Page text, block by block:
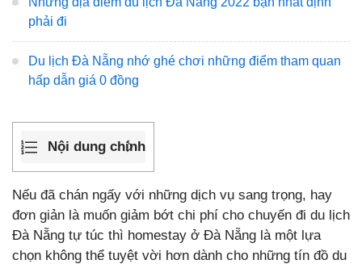
phải đi
Du lịch Đà Nẵng nhớ ghé chơi những điểm tham quan
hấp dẫn giá 0 đồng
Nội dung chính
Nếu đã chán ngấy với những dịch vụ sang trọng, hay
đơn giản là muốn giảm bớt chi phí cho chuyến đi du lịch
Đà Nẵng tự túc thì homestay ở Đà Nẵng là một lựa
chọn không thể tuyệt vời hơn dành cho những tín đồ du